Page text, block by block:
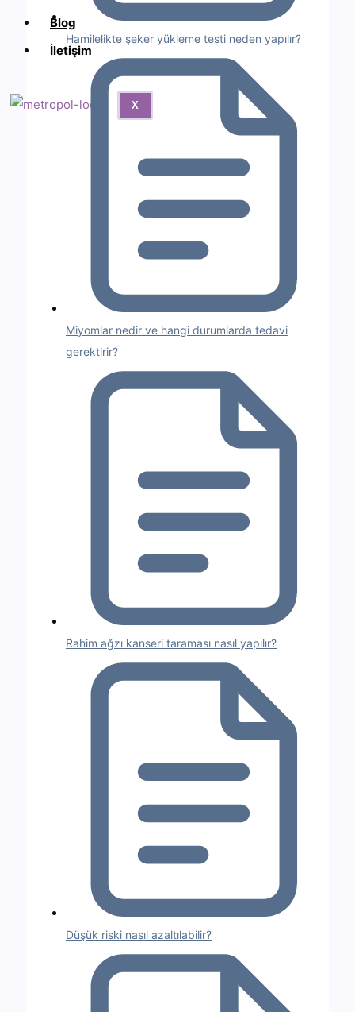
Blog
İletişim
X
Hamilelikte şeker yükleme testi neden yapılır?
Miyomlar nedir ve hangi durumlarda tedavi
gerektirir?
Rahim ağzı kanseri taraması nasıl yapılır?
Düşük riski nasıl azaltılabilir?